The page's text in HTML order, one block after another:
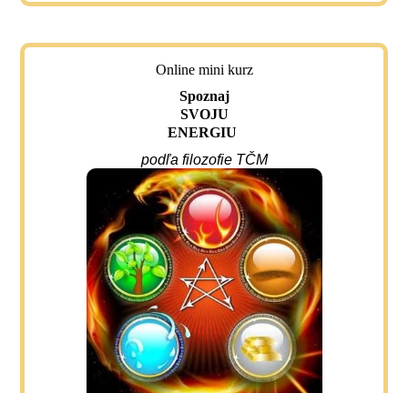
Online mini kurz
Spoznaj
SVOJU
ENERGIU
podľa filozofie TČM